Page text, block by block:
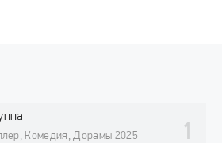
Комедия, Дорамы 2025